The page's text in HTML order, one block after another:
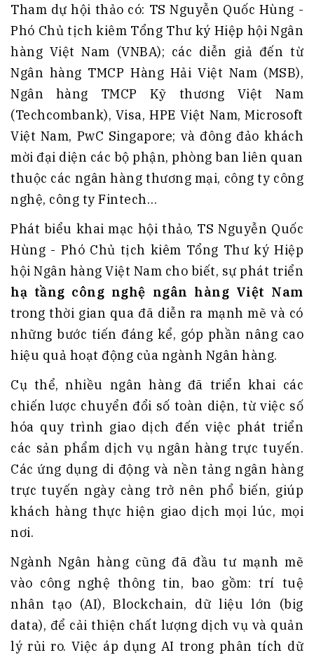
Tham dự hội thảo có: TS Nguyễn Quốc Hùng -
Phó Chủ tịch kiêm Tổng Thư ký Hiệp hội Ngân
hàng Việt Nam (VNBA); các diễn giả đến từ
Ngân hàng TMCP Hàng Hải Việt Nam (MSB),
Ngân hàng TMCP Kỹ thương Việt Nam
(Techcombank), Visa, HPE Việt Nam, Microsoft
Việt Nam, PwC Singapore; và đông đảo khách
mời đại diện các bộ phận, phòng ban liên quan
thuộc các ngân hàng thương mại, công ty công
nghệ, công ty Fintech…
Phát biểu khai mạc hội thảo, TS Nguyễn Quốc
Hùng - Phó Chủ tịch kiêm Tổng Thư ký Hiệp
hội Ngân hàng Việt Nam cho biết, sự phát triển
hạ tầng công nghệ ngân hàng Việt Nam
trong thời gian qua đã diễn ra mạnh mẽ và có
những bước tiến đáng kể, góp phần nâng cao
hiệu quả hoạt động của ngành Ngân hàng.
Cụ thể, nhiều ngân hàng đã triển khai các
chiến lược chuyển đổi số toàn diện, từ việc số
hóa quy trình giao dịch đến việc phát triển
các sản phẩm dịch vụ ngân hàng trực tuyến.
Các ứng dụng di động và nền tảng ngân hàng
trực tuyến ngày càng trở nên phổ biến, giúp
khách hàng thực hiện giao dịch mọi lúc, mọi
nơi.
Ngành Ngân hàng cũng đã đầu tư mạnh mẽ
vào công nghệ thông tin, bao gồm: trí tuệ
nhân tạo (AI), Blockchain, dữ liệu lớn (big
data), để cải thiện chất lượng dịch vụ và quản
lý rủi ro. Việc áp dụng AI trong phân tích dữ